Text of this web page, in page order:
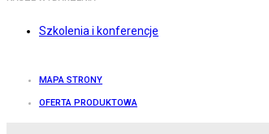
Szkolenia i konferencje
MAPA STRONY
OFERTA PRODUKTOWA